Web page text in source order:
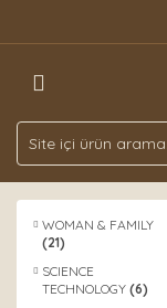
WOMAN & FAMILY
(21)
SCIENCE
TECHNOLOGY (6)
DERGİ ABONELİKLERİ